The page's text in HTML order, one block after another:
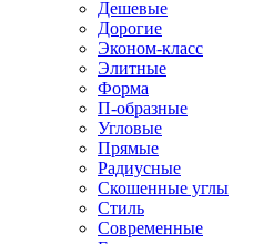
Дешевые
Дорогие
Эконом-класс
Элитные
Форма
П-образные
Угловые
Прямые
Радиусные
Скошенные углы
Стиль
Современные